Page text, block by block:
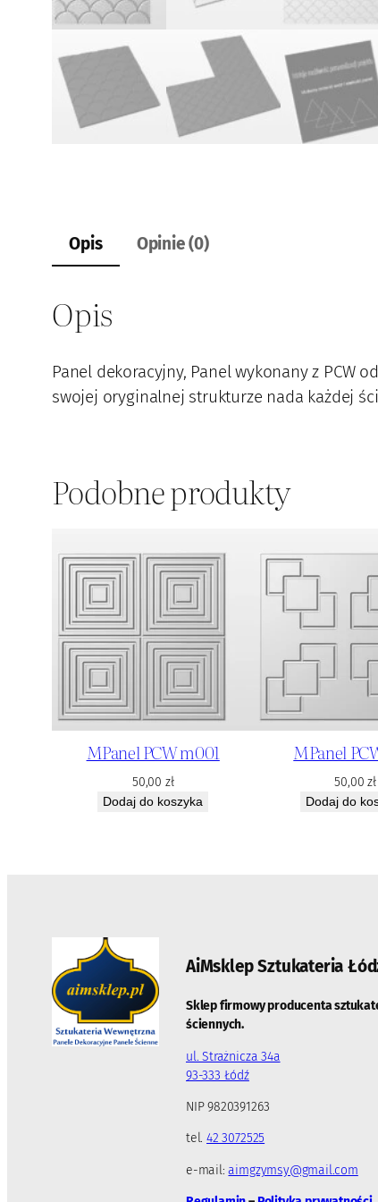
Opis Opinie (0)
Opis
Panel dekoracyjny, Panel wykonany z PCW
swojej oryginalnej strukturze nada każdej
Podobne produkty
MPanel PCW m001
50,00 zł
Dodaj do koszyka
MPanel
50,00zł
Dodaj do
AiMsklep Sztukateria
Sklep firmowy producenta
ściennych.
ul. Strażnicza 34a
93-333 Łódź
NIP 9820391263
tel.42 3072525
e-mail:aimgzymsy@gmail.com